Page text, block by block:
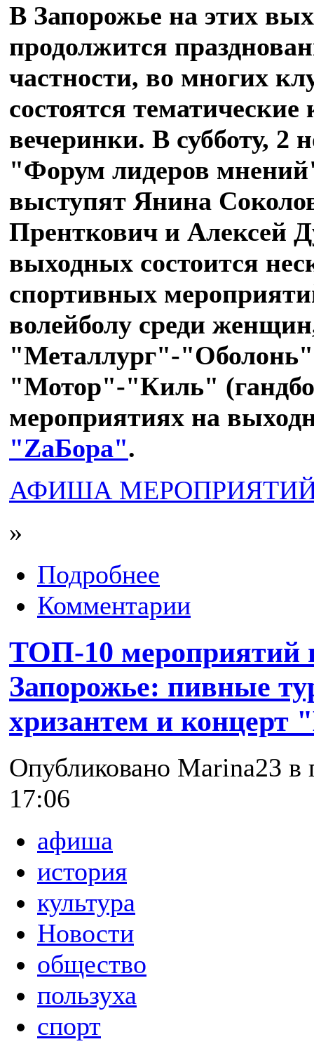
В Запорожье на этих
продолжится
частности, во многих
состоятся
вечеринки. В субботу, 2
"Форум лидеров
выступят Янина
Пренткович и Алексей
выходных состоится
спортивных
волейболу среди
"Металлург"-"Оболонь"
"Мотор"-"Киль"
мероприятиях на
"ZаБора".
АФИША
»
Подробнее
Комментарии
ТОП-10 мероприятий
Запорожье: пивные
хризантем и концерт
Опубликовано Marina23 в
17:06
афиша
история
культура
Новости
общество
пользуха
спорт